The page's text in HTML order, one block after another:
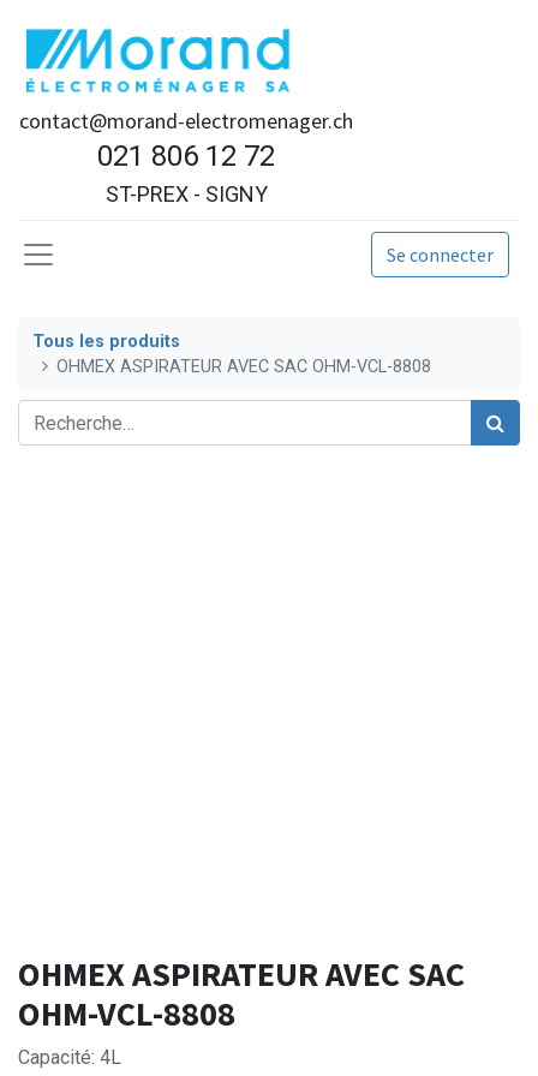
contact@morand-electromenager.ch
021 806 12 72
ST-PREX - SIGNY
Se connecter
Tous les produits
OHMEX ASPIRATEUR AVEC SAC OHM-VCL-8808
OHMEX ASPIRATEUR AVEC SAC
OHM-VCL-8808
Capacité: 4L